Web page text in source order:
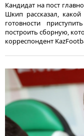
Кандидат на пост
Шкип рассказал,
готовности
построить сборную,
корреспондент